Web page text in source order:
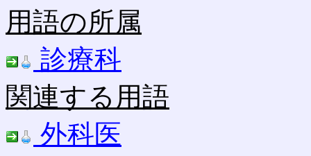
用語の所属
診療科
関連する用語
外科医